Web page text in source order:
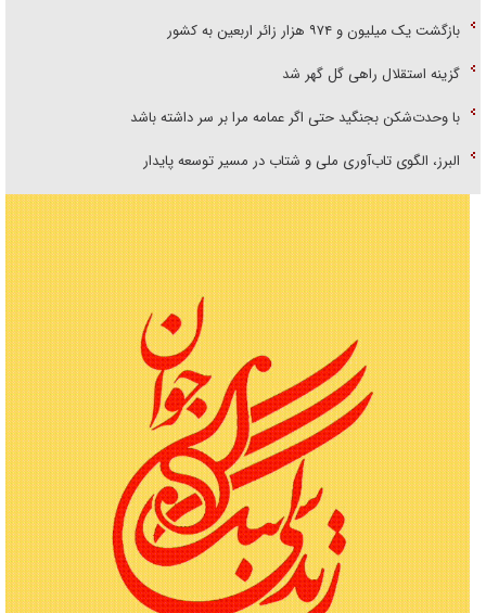
بازگشت یک میلیون و ۹۷۴ هزار زائر اربعین به کشور
گزینه استقلال راهی گل گهر شد
با وحدت‌شکن بجنگید حتی اگر عمامه مرا بر سر داشته باشد
البرز، الگوی تاب‌آوری ملی و شتاب در مسیر توسعه پایدار